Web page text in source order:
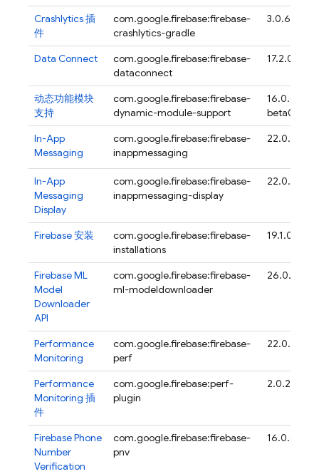
Crashlytics插
件
com.google.firebase:firebase-
crashlytics-gradle
3.0.6
Data Connect
com.google.firebase:firebase-
dataconnect
17.2.0
动态功能模块
支持
com.google.firebase:firebase-
dynamic-module-support
16.0.0-
beta04
In-App
Messaging
com.google.firebase:firebase-
inappmessaging
22.0.2
In-App
Messaging
Display
com.google.firebase:firebase-
inappmessaging-display
22.0.2
Firebase安装
com.google.firebase:firebase-
installations
19.1.0
Firebase ML
Model
Downloader
API
com.google.firebase:firebase-
ml-modeldownloader
26.0.1
Performance
Monitoring
com.google.firebase:firebase-
perf
22.0.4
Performance
Monitoring 插
件
com.google.firebase:perf-
plugin
2.0.2
Firebase Phone
Number
Verification
com.google.firebase:firebase-
pnv
16.0.0